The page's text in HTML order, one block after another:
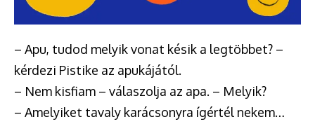
– Apu, tudod melyik vonat késik a legtöbbet? –
kérdezi Pistike az apukájától.
– Nem kisfiam – válaszolja az apa. – Melyik?
– Amelyiket tavaly karácsonyra ígértél nekem…